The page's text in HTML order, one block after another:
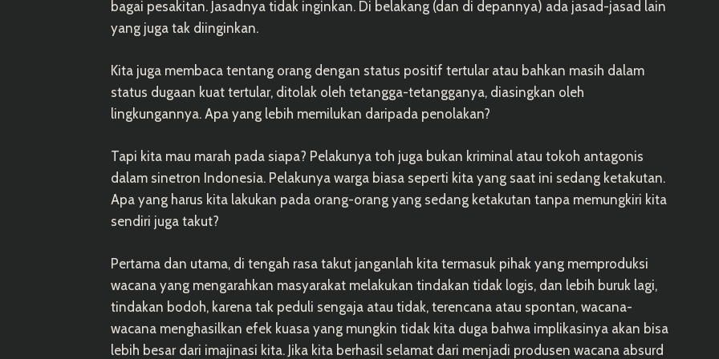
bagai pesakitan. Jasadnya tidak inginkan. Di belakang (dan di depannya) ada jasad-jasad lain
yang juga tak diinginkan.
Kita juga membaca tentang orang dengan status positif tertular atau bahkan masih dalam
status dugaan kuat tertular, ditolak oleh tetangga-tetangganya, diasingkan oleh
lingkungannya. Apa yang lebih memilukan daripada penolakan?
Tapi kita mau marah pada siapa? Pelakunya toh juga bukan kriminal atau tokoh antagonis
dalam sinetron Indonesia. Pelakunya warga biasa seperti kita yang saat ini sedang ketakutan.
Apa yang harus kita lakukan pada orang-orang yang sedang ketakutan tanpa memungkiri kita
sendiri juga takut?
Pertama dan utama, di tengah rasa takut janganlah kita termasuk pihak yang memproduksi
wacana yang mengarahkan masyarakat melakukan tindakan tidak logis, dan lebih buruk lagi,
tindakan bodoh, karena tak peduli sengaja atau tidak, terencana atau spontan, wacana-
wacana menghasilkan efek kuasa yang mungkin tidak kita duga bahwa implikasinya akan bisa
lebih besar dari imajinasi kita. Jika kita berhasil selamat dari menjadi produsen wacana absurd